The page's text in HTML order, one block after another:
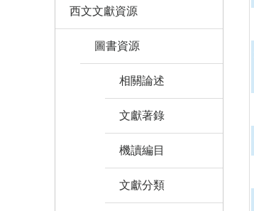
西文文獻資源
圖書資源
相關論述
文獻著錄
機讀編目
文獻分類